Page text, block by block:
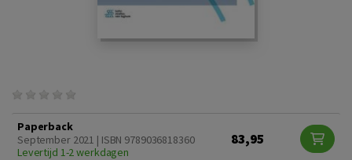
Paperback
September 2021 | ISBN 9789036818360
Levertijd 1-2 werkdagen
83,95